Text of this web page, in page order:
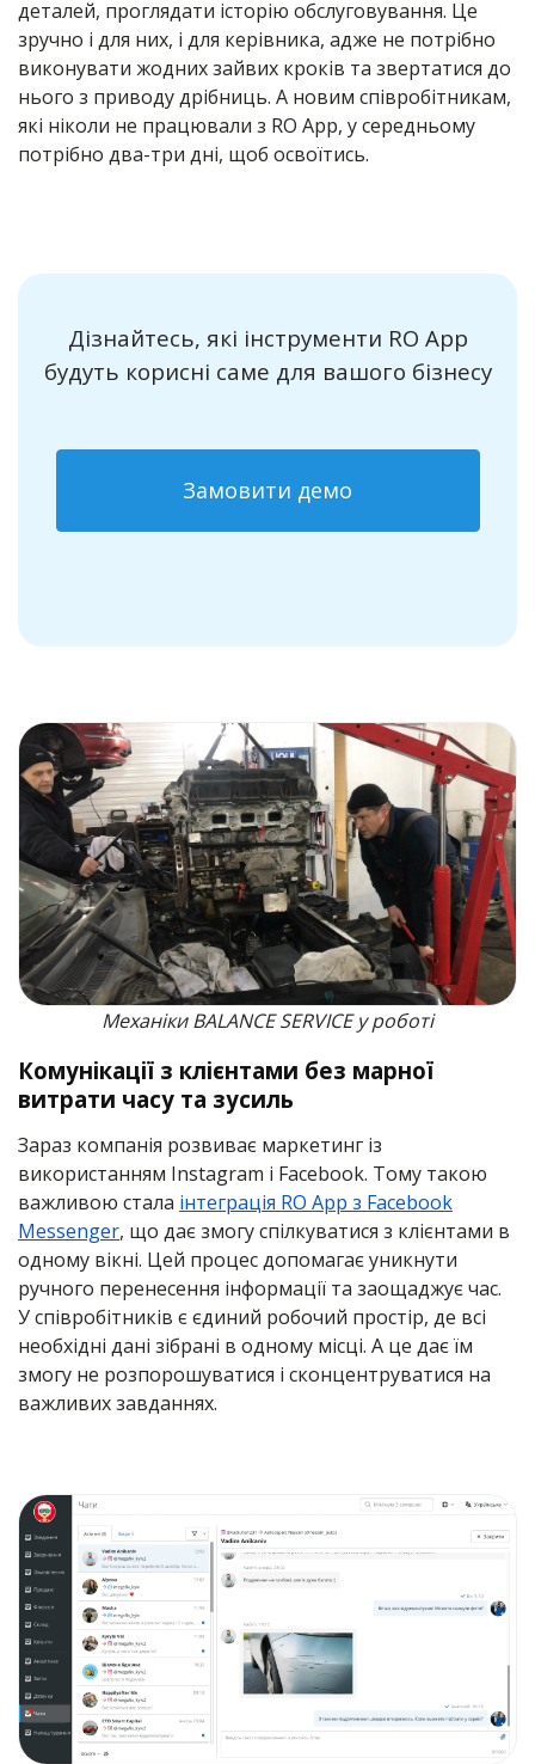
деталей, проглядати історію обслуговування. Це
зручно і для них, і для керівника, адже не потрібно
виконувати жодних зайвих кроків та звертатися до
нього з приводу дрібниць. А новим співробітникам,
які ніколи не працювали з RO App, у середньому
потрібно два-три дні, щоб освоїтись.
Дізнайтесь, які інструменти RO App
будуть корисні саме для вашого бізнесу
Замовити демо
Механіки BALANCE SERVICE у роботі
Комунікації з клієнтами без марної
витрати часу та зусиль
Зараз компанія розвиває маркетинг із
використанням Instagram і Facebook. Тому такою
важливою стала інтеграція RO App з Facebook
Messenger, що дає змогу спілкуватися з клієнтами в
одному вікні. Цей процес допомагає уникнути
ручного перенесення інформації та заощаджує час.
У співробітників є єдиний робочий простір, де всі
необхідні дані зібрані в одному місці. А це дає їм
змогу не розпорошуватися і сконцентруватися на
важливих завданнях.